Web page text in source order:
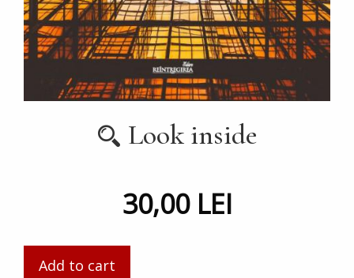
Look inside
30,00 LEI